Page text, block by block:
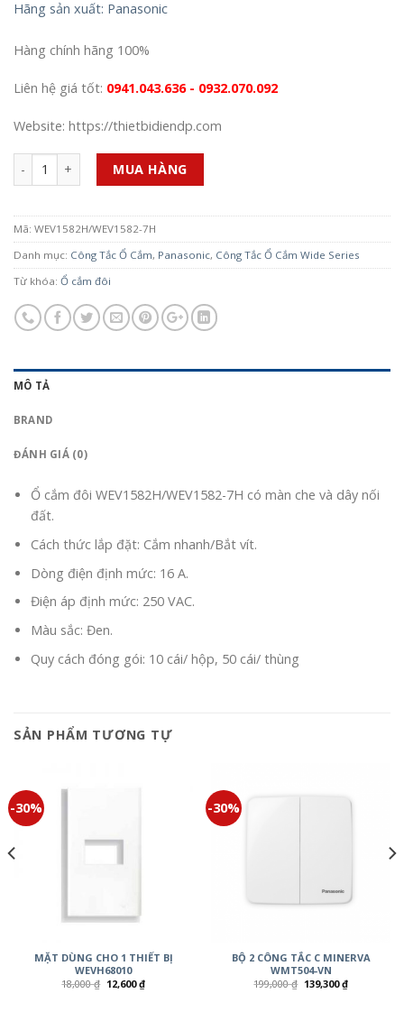
Hãng sản xuất: Panasonic
Hàng chính hãng 100%
Liên hệ giá tốt: 0941.043.636 - 0932.070.092
Website: https://thietbidiendp.com
Số lượng MUA HÀNG
Mã: WEV1582H/WEV1582-7H
Danh mục: Công Tắc Ổ Cắm, Panasonic, Công Tắc Ổ Cắm Wide Series
Từ khóa: Ổ cắm đôi
MÔ TẢ
BRAND
ĐÁNH GIÁ (0)
Ổ cắm đôi WEV1582H/WEV1582-7H có màn che và dây nối
đất.
Cách thức lắp đặt: Cắm nhanh/Bắt vít.
Dòng điện định mức: 16 A.
Điện áp định mức: 250 VAC.
Màu sắc: Đen.
Quy cách đóng gói: 10 cái/ hộp, 50 cái/ thùng
SẢN PHẨM TƯƠNG TỰ
-30%
MẶT DÙNG CHO 1 THIẾT BỊ
WEVH68010
18,000₫ 12,600₫
-30%
BỘ 2 CÔNG TẮC C MINERVA
WMT504-VN
199,000₫ 139,300₫